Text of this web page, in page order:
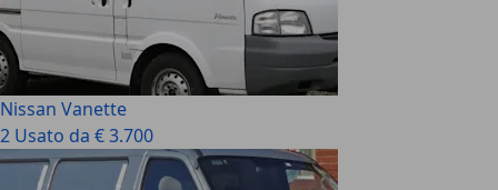
Nissan Vanette
2 Usato da € 3.700